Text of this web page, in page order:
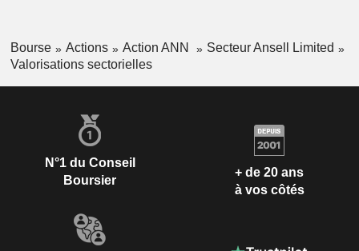
Bourse Actions Action ANN
Secteur Ansell Limited
Valorisations sectorielles
N°1 du Conseil
Boursier
+ de 20 ans
à vos côtés